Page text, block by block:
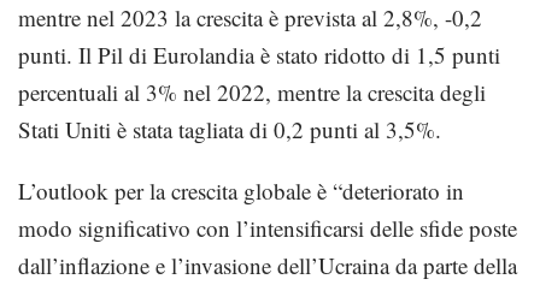
mentre nel 2023 la crescita è prevista al 2,8%, -0,2
punti. Il Pil di Eurolandia è stato ridotto di 1,5 punti
percentuali al 3% nel 2022, mentre la crescita degli
Stati Uniti è stata tagliata di 0,2 punti al 3,5%.
L’outlook per la crescita globale è “deteriorato in
modo significativo con l’intensificarsi delle sfide poste
dall’inflazione e l’invasione dell’Ucraina da parte della